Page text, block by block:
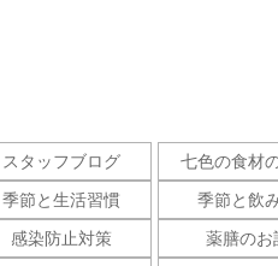
スタッフブログ 七色の食材
季節と生活習慣 季節と飲
感染防止対策 薬膳のお